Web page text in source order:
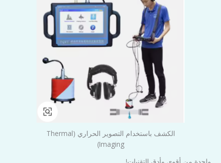
الكشف باستخدام التصوير الحراري (Thermal
Imaging)